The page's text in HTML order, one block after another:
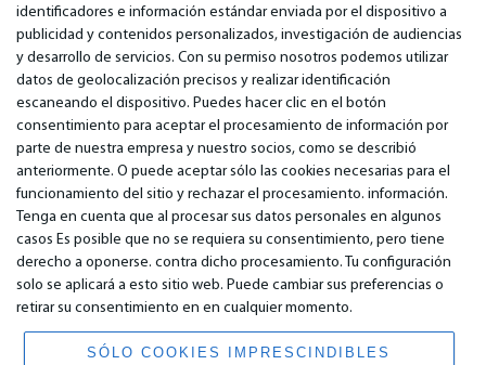
identificadores e información estándar enviada por el dispositivo a
publicidad y contenidos personalizados, investigación de audiencias
y desarrollo de servicios. Con su permiso nosotros podemos utilizar
datos de geolocalización precisos y realizar identificación
escaneando el dispositivo. Puedes hacer clic en el botón
consentimiento para aceptar el procesamiento de información por
parte de nuestra empresa y nuestro socios, como se describió
anteriormente. O puede aceptar sólo las cookies necesarias para el
funcionamiento del sitio y rechazar el procesamiento. información.
Tenga en cuenta que al procesar sus datos personales en algunos
casos Es posible que no se requiera su consentimiento, pero tiene
derecho a oponerse. contra dicho procesamiento. Tu configuración
solo se aplicará a esto sitio web. Puede cambiar sus preferencias o
retirar su consentimiento en en cualquier momento.
SÓLO COOKIES IMPRESCINDIBLES
IMPORTANTE
Servicios de garantía
Términos de servicio
Política de privacidad
Contactos
Contrato a distancia
CONTACTOS
Teléfono. +349 36940118
email:
info@bm.lv
WhatsApp +371 27725222
Latvia, Riga, Krasta 89, LV-1019
© 2026 All Rights Reserved.
High Yield System LP
196 Rose Street, Suite 3, Edinburgh, EH2 4AT, Scotland, United Kingdom